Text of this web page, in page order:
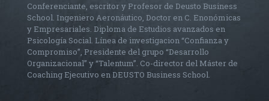
Conferenciante, escritor y Profesor de Deusto Business
School. Ingeniero Aeronáutico, Doctor en C. Enonómicas
y Empresariales. Diploma de Estudios avanzados en
Psicología Social. Línea de investigacion “Confianza y
Compromiso”, Presidente del grupo “Desarrollo
Organizacional” y “Talentum”. Co-director del Máster de
Coaching Ejecutivo en DEUSTO Business School.